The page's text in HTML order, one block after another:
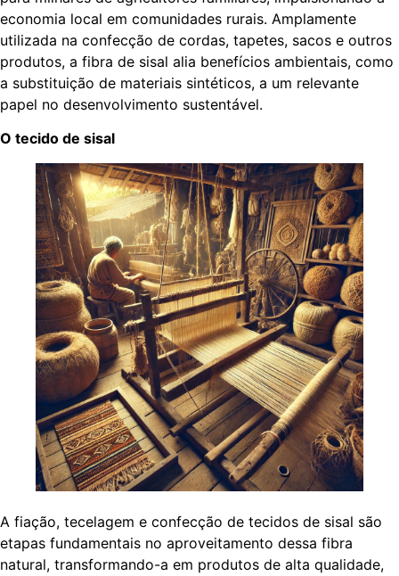
economia local em comunidades rurais. Amplamente
utilizada na confecção de cordas, tapetes, sacos e outros
produtos, a fibra de sisal alia benefícios ambientais, como
a substituição de materiais sintéticos, a um relevante
papel no desenvolvimento sustentável.
O tecido de sisal
A fiação, tecelagem e confecção de tecidos de sisal são
etapas fundamentais no aproveitamento dessa fibra
natural, transformando-a em produtos de alta qualidade,